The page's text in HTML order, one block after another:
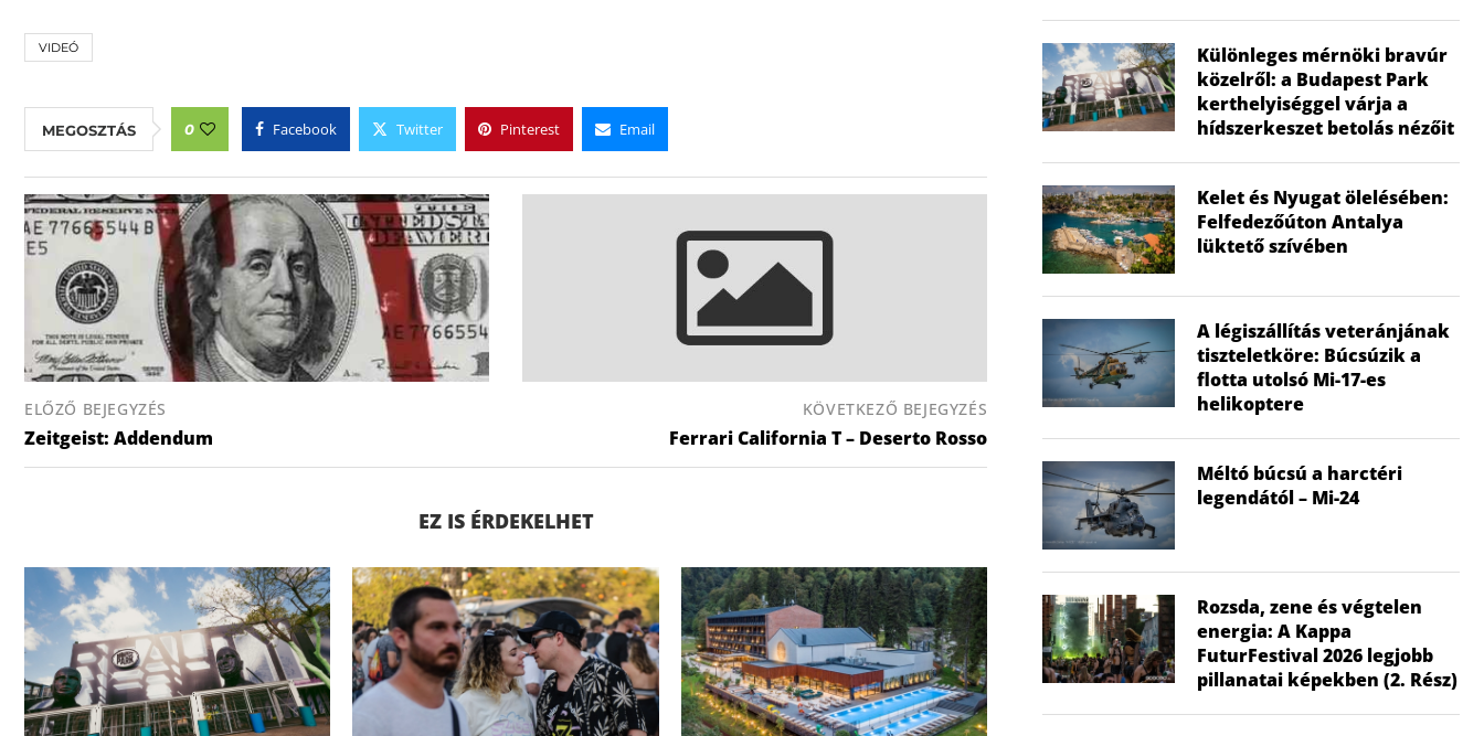
VIDEÓ
MEGOSZTÁS 0 Facebook Twitter Pinterest Email
ELŐZŐ BEJEGYZÉS
Zeitgeist: Addendum
KÖVETKEZŐ BEJEGYZÉS
Ferrari California T – Deserto Rosso
EZ IS ÉRDEKELHET
Különleges mérnöki bravúr
közelről: a Budapest Park
kerthelyiséggel várja a
hídszerkeszet betolás nézőit
Kelet és Nyugat ölelésében:
Felfedezőúton Antalya
lüktető szívében
A légiszállítás veteránjának
tiszteletköre: Búcsúzik a
flotta utolsó Mi-17-es
helikoptere
Méltó búcsú a harctéri
legendától – Mi-24
Rozsda, zene és végtelen
energia: A Kappa
FuturFestival 2026 legjobb
pillanatai képekben (2. Rész)